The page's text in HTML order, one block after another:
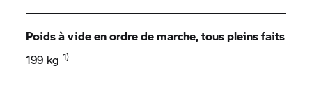
Poids à vide en ordre de marche, tous pleins faits
199 kg1)